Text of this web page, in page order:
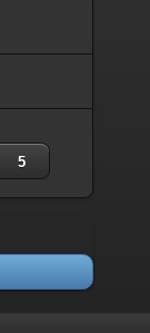
5